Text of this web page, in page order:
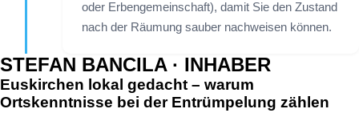
oder Erbengemeinschaft), damit Sie den Zustand
nach der Räumung sauber nachweisen können.
STEFAN BANCILA · INHABER
Euskirchen lokal gedacht – warum
Ortskenntnisse bei der Entrümpelung zählen